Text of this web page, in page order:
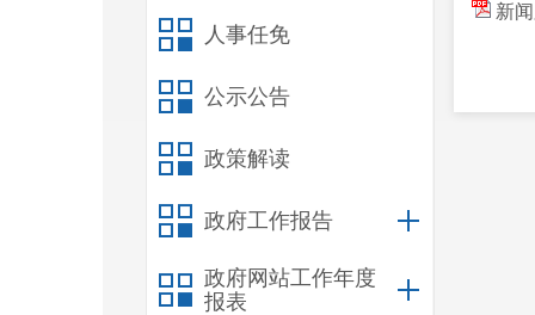
人事任免
公示公告
政策解读
政府工作报告
政府网站工作年度
报表
新